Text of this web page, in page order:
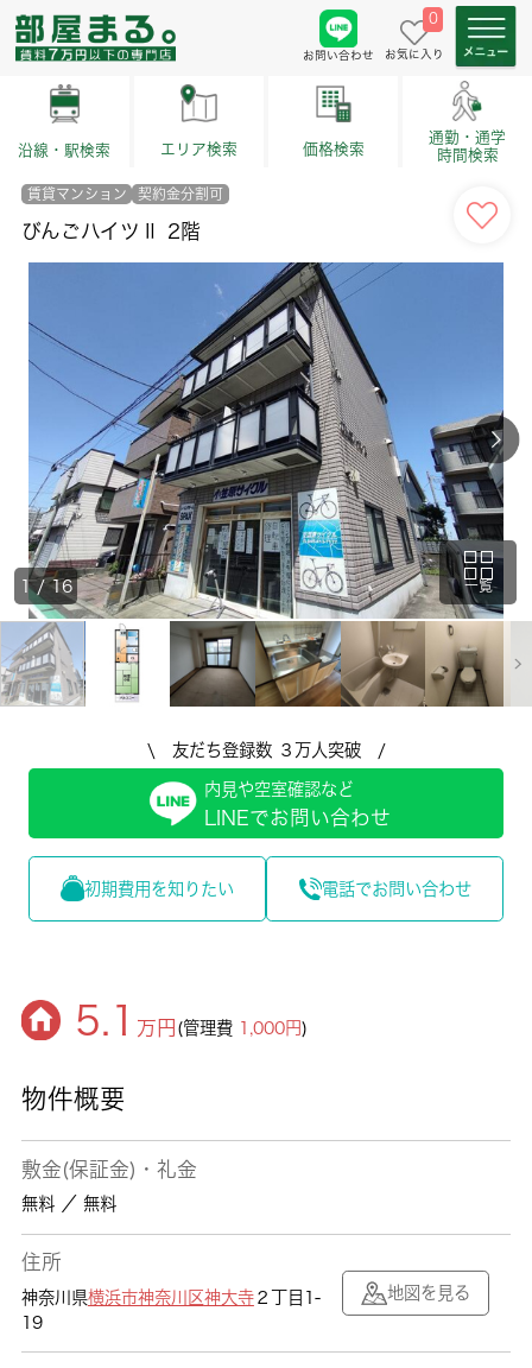
お問い合わせ
0
お気に入り
沿線・駅検索 エリア検索 価格検索
通勤・通学
時間検索
賃貸マンション 契約金分割可
びんごハイツⅡ 2階
一覧
1/16
\ 友だち登録数 ３万人突破 /
内見や空室確認など
LINEでお問い合わせ
初期費用を知りたい 電話でお問い合わせ
5.1 万円 (管理費 1,000円)
物件概要
敷金(保証金)・礼金
無料 ／ 無料
住所
神奈川県横浜市神奈川区神大寺２丁目1-
19
地図を見る